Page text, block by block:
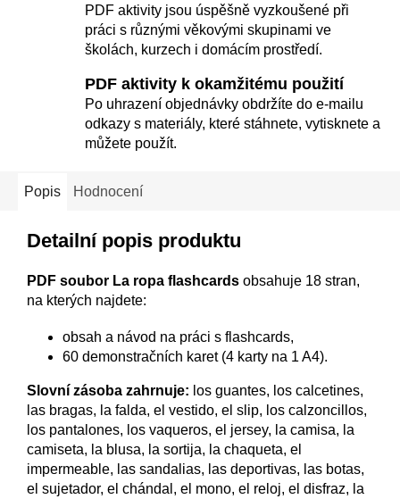
PDF aktivity jsou úspěšně vyzkoušené při
práci s různými věkovými skupinami ve
školách, kurzech i domácím prostředí.
PDF aktivity k okamžitému použití
Po uhrazení objednávky obdržíte do e-mailu
odkazy s materiály, které stáhnete, vytisknete a
můžete použít.
Popis Hodnocení
Detailní popis produktu
PDF soubor La ropa flashcards obsahuje 18 stran,
na kterých najdete:
obsah a návod na práci s flashcards,
60 demonstračních karet (4 karty na 1 A4).
Slovní zásoba zahrnuje: los guantes, los calcetines,
las bragas, la falda, el vestido, el slip, los calzoncillos,
los pantalones, los vaqueros, el jersey, la camisa, la
camiseta, la blusa, la sortija, la chaqueta, el
impermeable, las sandalias, las deportivas, las botas,
el sujetador, el chándal, el mono, el reloj, el disfraz, la